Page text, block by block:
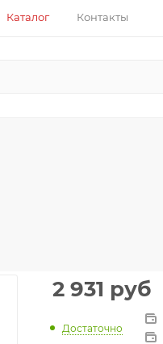
Каталог Контакты
2 931 руб
Достаточно